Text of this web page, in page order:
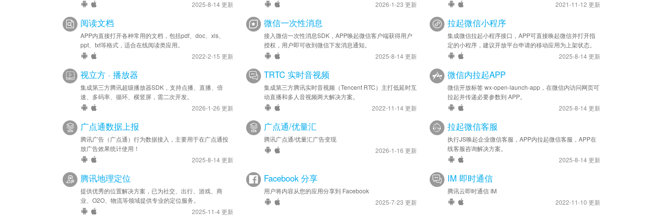
2025-8-14 更新 2026-1-23 更新 2021-11-12 更新
阅读文档
APP内直接打开各种常用的文档，包括pdf、doc、xls、
ppt、txt等格式，适合在线阅读类应用。
2022-2-15 更新
微信一次性消息
接入微信一次性消息SDK，APP唤起微信客户端获得用户
授权，用户即可收到微信下发消息通知。
2025-8-14 更新
拉起微信小程序
集成微信拉起小程序接口，APP可直接唤起微信并打开指
定的小程序，建议开放平台申请的移动应用为上架状态。
2025-8-14 更新
视立方 · 播放器
集成第三方腾讯超级播放器SDK，支持点播、直播、倍
速、多码率、循环、横竖屏，需二次开发。
2026-1-26 更新
TRTC 实时音视频
集成第三方腾讯实时音视频（Tencent RTC）主打低延时互
动直播和多人音视频两大解决方案。
2022-11-14 更新
微信内拉起APP
微信开放标签 wx-open-launch-app，在微信内访问网页可
拉起并传递必要参数到 APP。
2025-8-14 更新
广点通数据上报
腾讯广告（广点通）行为数据接入，主要用于在广点通投
放广告效果统计使用！
2025-8-14 更新
广点通/优量汇
腾讯广点通/优量汇广告变现
2026-1-16 更新
拉起微信客服
执行JS唤起企业微信客服，APP内拉起微信客服，APP在
线客服咨询解决方案。
2025-8-14 更新
腾讯地理定位
提供优秀的位置解决方案，已为社交、出行、游戏、商
业、O2O、物流等领域提供专业的定位服务。
2025-11-4 更新
Facebook 分享
用户将内容从您的应用分享到 Facebook
2025-7-23 更新
IM 即时通信
腾讯云即时通信 IM
2022-11-10 更新